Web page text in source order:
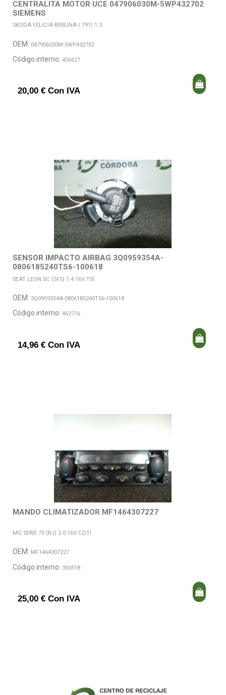
CENTRALITA MOTOR UCE 047906030M-5WP432702
SIEMENS
SKODA FELICIA BERLINA ( 791) 1.3
OEM: 047906030M-5WP432702
Código interno: 406627
20,00 € Con IVA
SENSOR IMPACTO AIRBAG 3Q0959354A-
0806185240TS6-100618
SEAT LEON SC (5F5) 1.4 16V TSI
OEM: 3Q0959354A-0806185240TS6-100618
Código interno: 462716
14,96 € Con IVA
MANDO CLIMATIZADOR MF1464307227
MG SERIE 75 (RJ) 2.0 16V CDTI
OEM: MF1464307227
Código interno: 350518
25,00 € Con IVA